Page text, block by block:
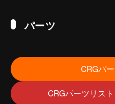
パーツ
CRGパ
CRGパーツリス